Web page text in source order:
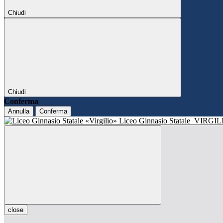
Chiudi
Chiudi
Conferma
Annulla Conferma
Liceo Ginnasio Statale
close